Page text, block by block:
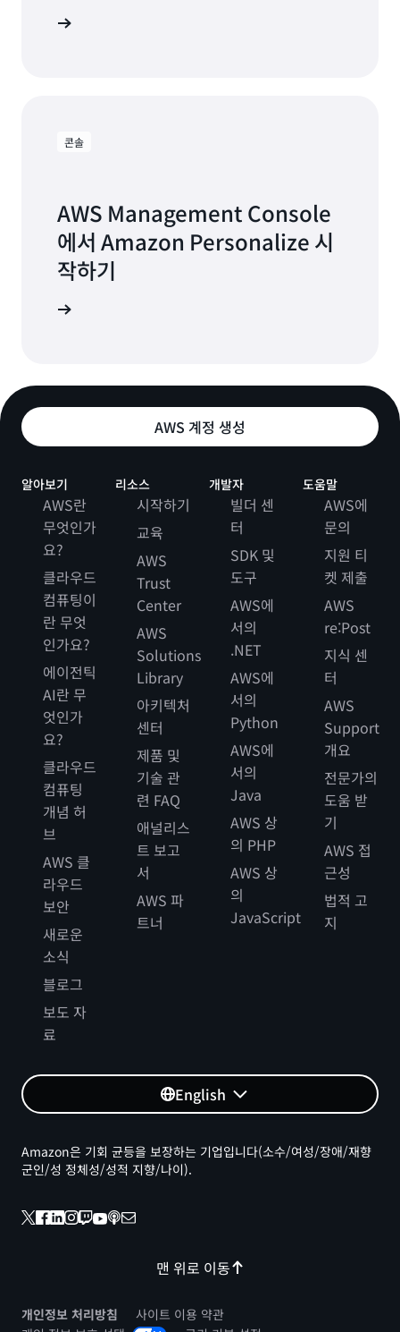
콘솔
AWS Management Console
에서 Amazon Personalize 시
작하기
AWS 계정 생성
알아보기
AWS란
무엇인가
요?
클라우드
컴퓨팅이
란 무엇
인가요?
에이전틱
AI란 무
엇인가
요?
클라우드
컴퓨팅
개념 허
브
AWS 클
라우드
보안
새로운
소식
블로그
보도 자
료
리소스
시작하기
교육
AWS
Trust
Center
AWS
Solutions
Library
아키텍처
센터
제품 및
기술 관
련 FAQ
애널리스
트 보고
서
AWS 파
트너
개발자
빌더 센
터
SDK 및
도구
AWS에
서의
.NET
AWS에
서의
Python
AWS에
서의
Java
AWS 상
의 PHP
AWS 상
의
JavaScript
도움말
AWS에
문의
지원 티
켓 제출
AWS
re:Post
지식 센
터
AWS
Support
개요
전문가의
도움 받
기
AWS 접
근성
법적 고
지
English
맨 위로 이동
Amazon은 기회 균등을 보장하는 기업입니다(소수/여성/장애/재향
군인/성 정체성/성적 지향/나이).
개인정보 처리방침
사이트 이용 약관